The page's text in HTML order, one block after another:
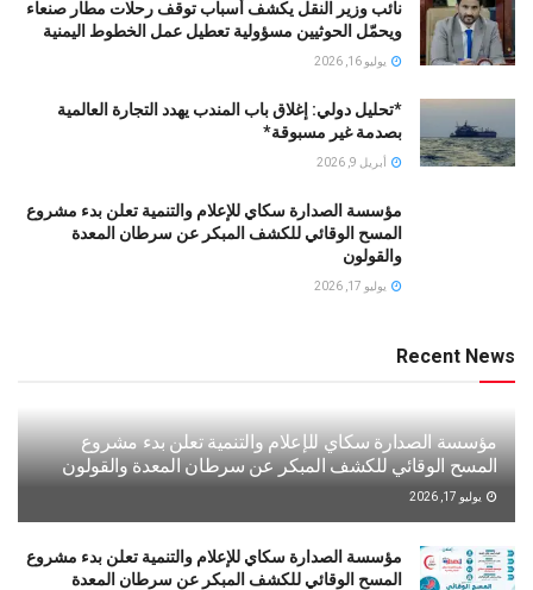
نائب وزير النقل يكشف أسباب توقف رحلات مطار صنعاء
ويحمّل الحوثيين مسؤولية تعطيل عمل الخطوط اليمنية
يوليو 16, 2026
*تحليل دولي: إغلاق باب المندب يهدد التجارة العالمية
بصدمة غير مسبوقة*
أبريل 9, 2026
مؤسسة الصدارة سكاي للإعلام والتنمية تعلن بدء مشروع
المسح الوقائي للكشف المبكر عن سرطان المعدة
والقولون
يوليو 17, 2026
Recent News
مؤسسة الصدارة سكاي للإعلام والتنمية تعلن بدء مشروع
المسح الوقائي للكشف المبكر عن سرطان المعدة والقولون
يوليو 17, 2026
مؤسسة الصدارة سكاي للإعلام والتنمية تعلن بدء مشروع
المسح الوقائي للكشف المبكر عن سرطان المعدة